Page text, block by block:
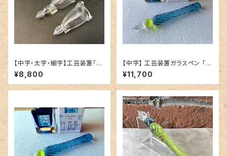
【中字・太字・細字】工芸装置「指
だけで書けるガラスペン」／ご予
約品
¥8,800
【中字】 工芸装置ガラスペン 「
シン・サイダーかん 1号 ショート
¥11,700